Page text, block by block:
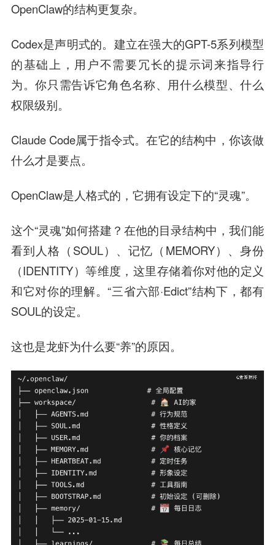
OpenClaw的结构更复杂。
Codex是声明式的。建立在强大的GPT-5系列模型
的基础上，用户不需要冗长的提示词来指导行
为。你只需告诉它角色名称、用什么模型、什么
权限级别。
Claude Code属于指令式。在它的结构中，你该做
什么才是要点。
OpenClaw是人格式的，它拥有设定下的“灵魂”。
这个“灵魂”如何搭建？在他的目录结构中，我们能
看到人格（SOUL）、记忆（MEMORY）、身份
（IDENTITY）等维度，这里存储着你对他的定义
和它对你的理解。“三省六部·Edict”结构下，都有
SOUL的设定。
这也是龙虾为什么要“养”的原因。